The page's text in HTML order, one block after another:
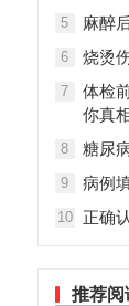
5 麻醉
6 烧烫
7
体检
你真
8 糖尿
9 病例
10 正确
推荐阅